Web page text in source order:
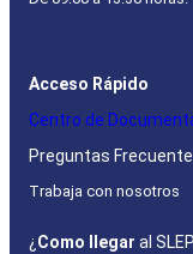
Acceso Rápido
Centro de
Preguntas
Trabaja con nosotros
¿ Como llegar al